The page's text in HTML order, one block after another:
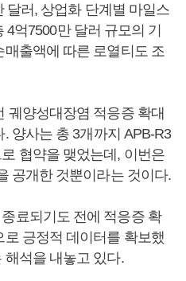
달러, 상업화 단계별 마일스
4억7500만 달러 규모의 기
출액에 따른 로열티도 조
궤양성대장염 적응증 확대
양사는 총 3개까지 APB-R3
협약을 맺었는데, 이번은
공개한 것뿐이라는 것이다.
료되기도 전에 적응증 확
긍정적 데이터를 확보했
해석을 내놓고 있다.